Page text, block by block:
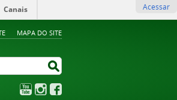
MAPA DO SITE
Canais Acessar
YouTubeInstagram